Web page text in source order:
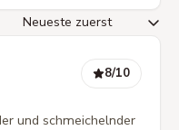
8/10
und schmeichelnder